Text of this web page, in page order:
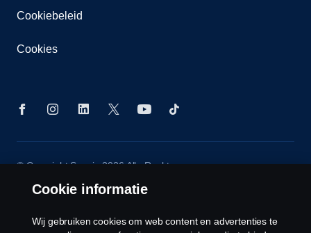
Cookiebeleid
Cookies
© Copyright Scania 2026 Alle Rechten
bus b28, 1120 Neder-Over-Heembeek, Tel. 02/264
Cookie informatie
Wij gebruiken cookies om web content en advertenties te